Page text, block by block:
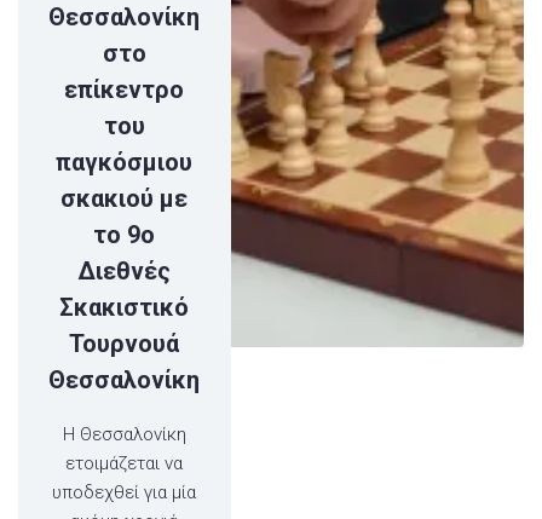
Θεσσαλονίκη
στο
επίκεντρο
του
παγκόσμιου
σκακιού με
το 9ο
Διεθνές
Σκακιστικό
Τουρνουά
Θεσσαλονίκη
Η Θεσσαλονίκη
ετοιμάζεται να
υποδεχθεί για μία